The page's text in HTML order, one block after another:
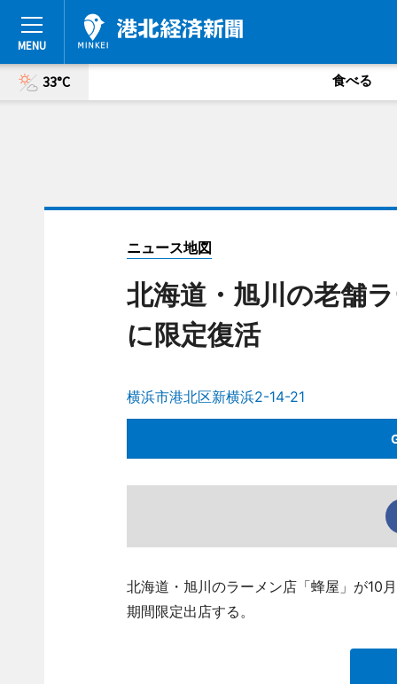
33°C 食べる
ニュース地図
北海道・旭川の老舗
に限定復活
横浜市港北区新横浜2-14-21
北海道・旭川のラーメン店「蜂屋」が10
期間限定出店する。